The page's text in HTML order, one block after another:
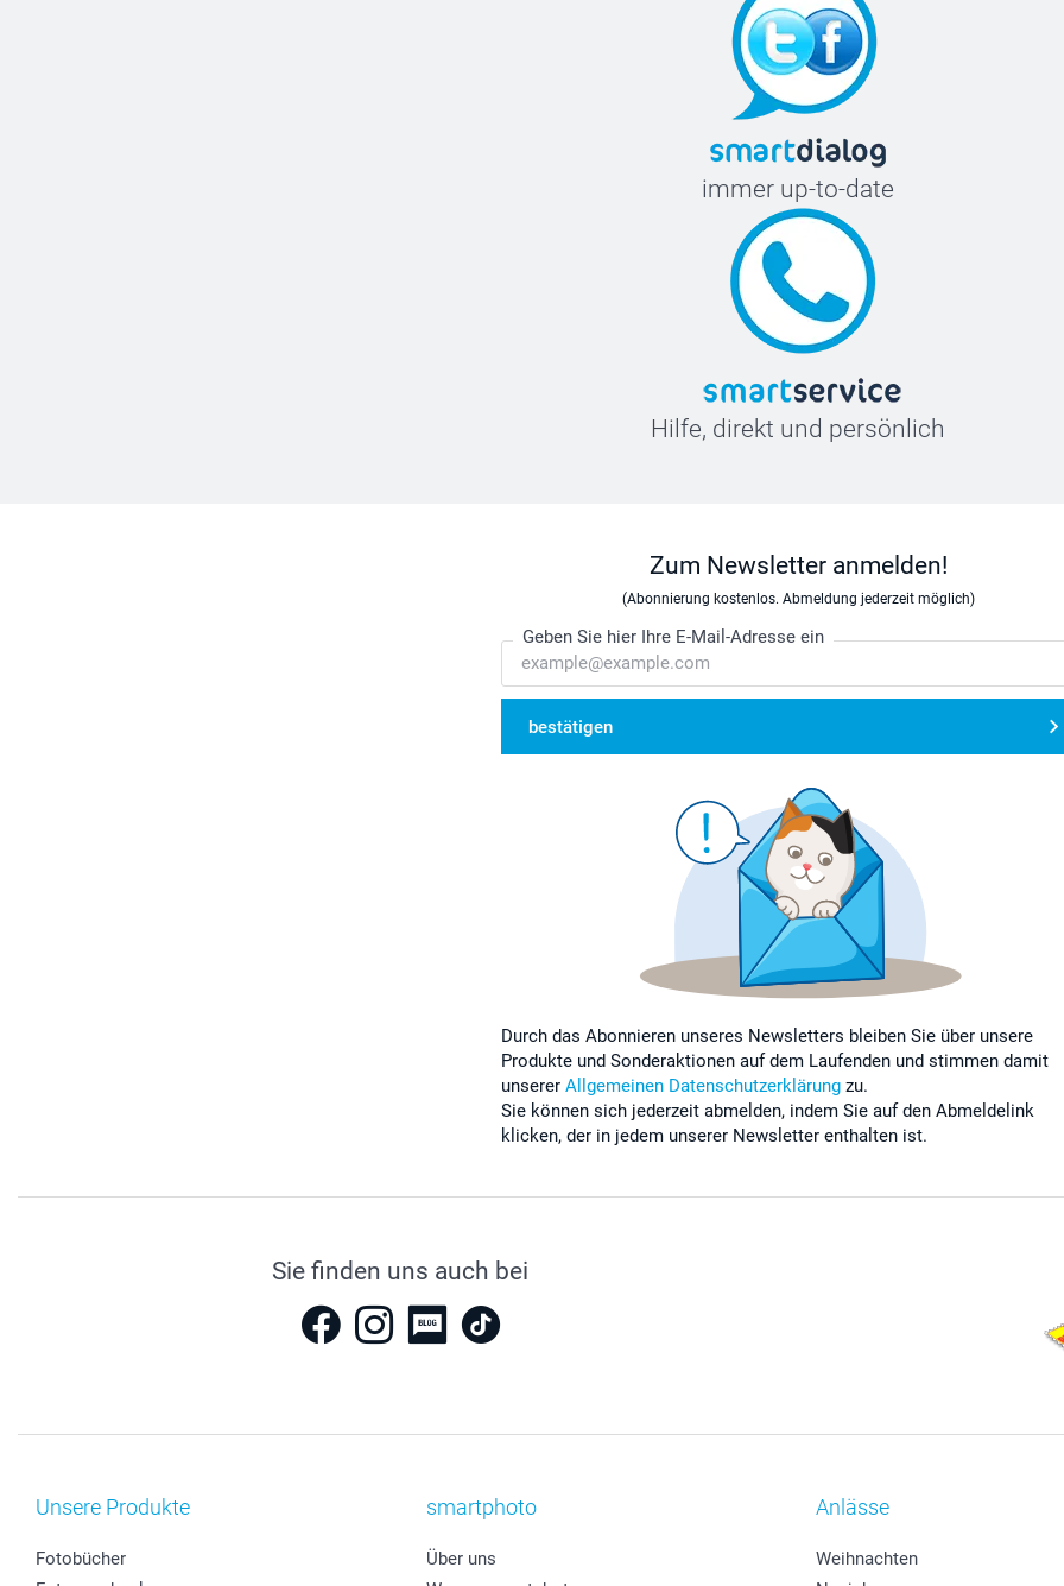
immer up-to-date
Hilfe, direkt und persönlich
Zum Newsletter anmelden!
(Abonnierung kostenlos. Abmeldung jederzeit möglich)
Geben Sie hier Ihre E-Mail-Adresse ein
bestätigen
Durch das Abonnieren unseres Newsletters bleiben Sie über unsere
Produkte und Sonderaktionen auf dem Laufenden und stimmen damit
unserer Allgemeinen Datenschutzerklärung zu.
Sie können sich jederzeit abmelden, indem Sie auf den Abmeldelink
klicken, der in jedem unserer Newsletter enthalten ist.
Sie finden uns auch bei
Unsere Produkte
Fotobücher
smartphoto
Über uns
Anlässe
Weihnachten